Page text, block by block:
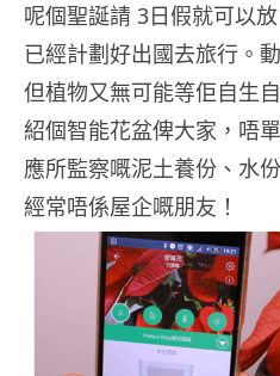
呢個聖誕請 3日假就可以
已經計劃好出國去旅行。
但植物又無可能等佢自生
紹個智能花盆俾大家，唔
應所監察嘅泥土養份、水
經常唔係屋企嘅朋友！